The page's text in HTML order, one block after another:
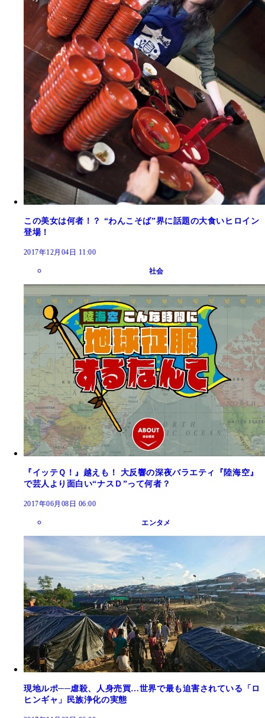
この美女は何者！？ “わんこそば”界に話題の大食いヒロイン
登場！
2017年12月04日 11:00
社会
『イッテＱ！』越えも！ 大反響の深夜バラエティ『陸海空』
で芸人より面白い“ナスＤ”って何者？
2017年06月08日 06:00
エンタメ
現地ルポ──虐殺、人身売買…世界で最も迫害されている「ロ
ヒンギャ」民族浄化の実態